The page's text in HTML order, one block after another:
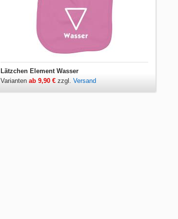
Lätzchen Element Wasser
Variantenab 9,90 € zzgl.Versand